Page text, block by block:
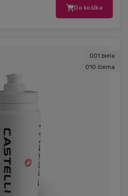
Do košíka
001 biela
010 čierna